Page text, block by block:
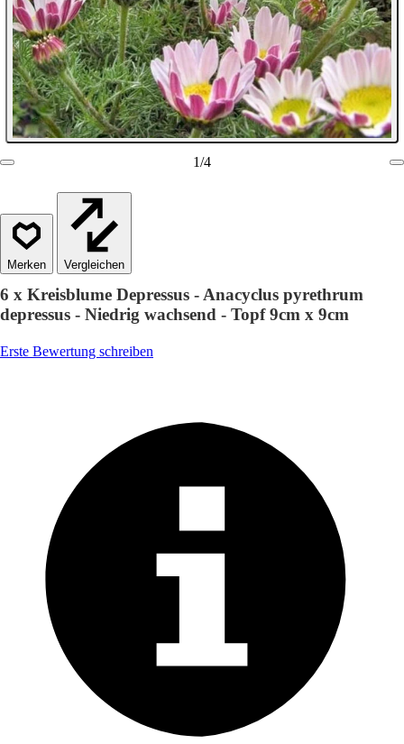
1/4
Vergleichen
6 x Kreisblume Depressus - Anacyclus pyrethrum
depressus - Niedrig wachsend - Topf 9cm x 9cm
Erste Bewertung schreiben